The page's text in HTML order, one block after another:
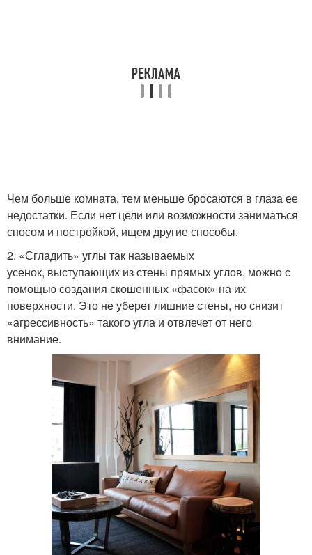
Чем больше комната, тем меньше бросаются в глаза ее
недостатки. Если нет цели или возможности заниматься
сносом и постройкой, ищем другие способы.
2. «Сгладить» углы так называемых
усенок, выступающих из стены прямых углов, можно с
помощью создания скошенных «фасок» на их
поверхности. Это не уберет лишние стены, но снизит
«агрессивность» такого угла и отвлечет от него
внимание.